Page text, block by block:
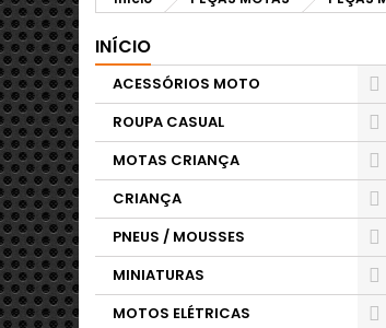
INÍCIO
ACESSÓRIOS MOTO
ROUPA CASUAL
MOTAS CRIANÇA
CRIANÇA
PNEUS / MOUSSES
MINIATURAS
MOTOS ELÉTRICAS